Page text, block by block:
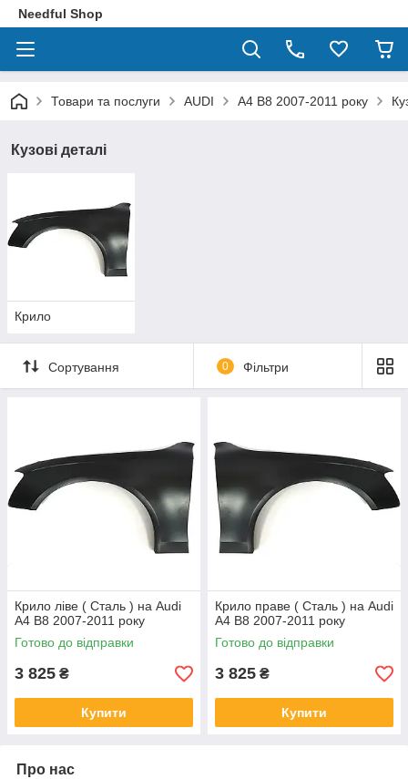
Needful Shop
Товари та послуги AUDI A4 B8 2007-2011 року
Кузові деталі
Крило
Сортування 0 Фільтри
Крило ліве ( Сталь ) на Audi
A4 B8 2007-2011 року
Готово до відправки
3 825 ₴
Купити
Крило праве ( Сталь ) на Audi
A4 B8 2007-2011 року
Готово до відправки
3 825 ₴
Купити
Про нас